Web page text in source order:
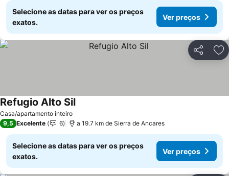
Selecione as datas para ver os preços
exatos.
Ver preços
Partilhar
Casa/apartamento inteiro
Refugio Alto Sil
9,5 Excelente 6 a 19.7 km de Sierra de Ancares
Selecione as datas para ver os preços
exatos.
Ver preços